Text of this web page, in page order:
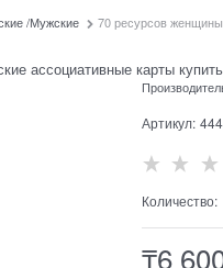
/Мужские 70 ресурсов
Артикул:
Количество:
₸6